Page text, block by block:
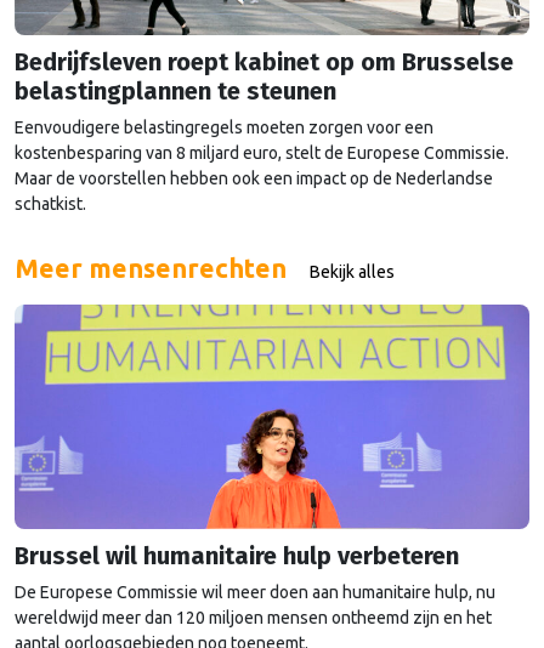
Bedrijfsleven roept kabinet op om Brusselse
belastingplannen te steunen
Eenvoudigere belastingregels moeten zorgen voor een
kostenbesparing van 8 miljard euro, stelt de Europese Commissie.
Maar de voorstellen hebben ook een impact op de Nederlandse
schatkist.
Meer mensenrechten Bekijk alles
Brussel wil humanitaire hulp verbeteren
De Europese Commissie wil meer doen aan humanitaire hulp, nu
wereldwijd meer dan 120 miljoen mensen ontheemd zijn en het
aantal oorlogsgebieden nog toeneemt.